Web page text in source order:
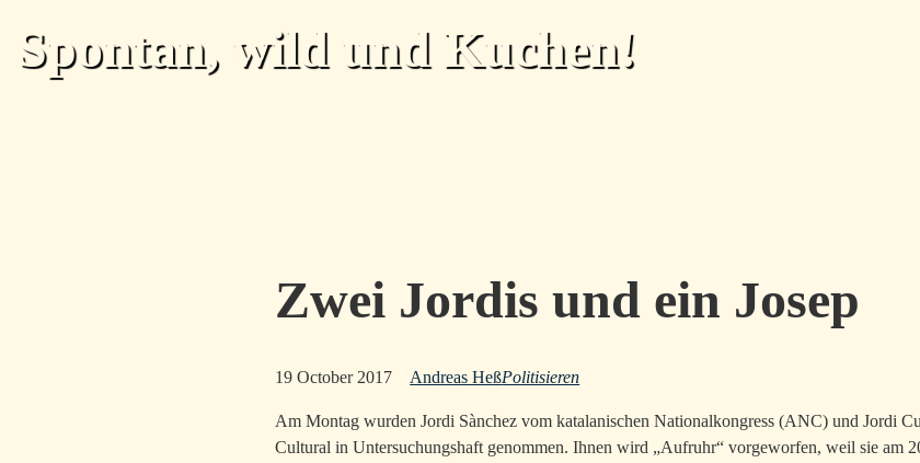
Spontan, wild und Kuchen!
Zwei Jordis und ein Josep
19 October 2017 Andreas HeßPolitisieren
Am Montag wurden Jordi Sànchez vom katalanischen Nationalkongress (ANC) und Jordi
Cultural in Untersuchungshaft genommen. Ihnen wird „Aufruhr“ vorgeworfen, weil sie am